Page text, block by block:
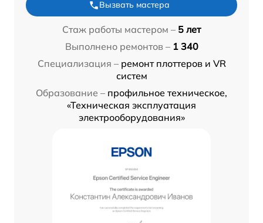
Вызвать мастера
Стаж работы мастером – 5 лет
Выполнено ремонтов – 1 340
Специализация – ремонт плоттеров и VR
систем
Образование – профильное техническое,
«Техническая эксплуатация
электрооборудования»